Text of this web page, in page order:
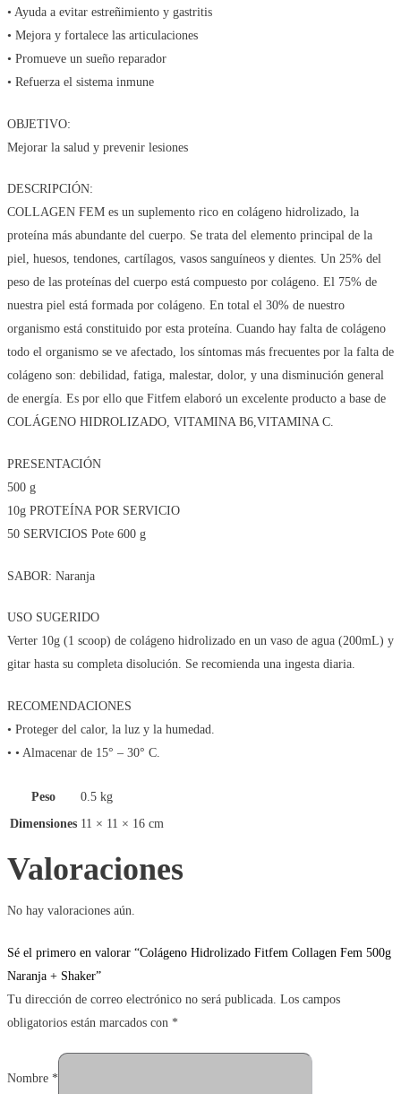
• Ayuda a evitar estreñimiento y gastritis
• Mejora y fortalece las articulaciones
• Promueve un sueño reparador
• Refuerza el sistema inmune
OBJETIVO:
Mejorar la salud y prevenir lesiones
DESCRIPCIÓN:
COLLAGEN FEM es un suplemento rico en colágeno hidrolizado, la
proteína más abundante del cuerpo. Se trata del elemento principal de la
piel, huesos, tendones, cartílagos, vasos sanguíneos y dientes. Un 25% del
peso de las proteínas del cuerpo está compuesto por colágeno. El 75% de
nuestra piel está formada por colágeno. En total el 30% de nuestro
organismo está constituido por esta proteína. Cuando hay falta de colágeno
todo el organismo se ve afectado, los síntomas más frecuentes por la falta de
colágeno son: debilidad, fatiga, malestar, dolor, y una disminución general
de energía. Es por ello que Fitfem elaboró un excelente producto a base de
COLÁGENO HIDROLIZADO, VITAMINA B6,VITAMINA C.
PRESENTACIÓN
500 g
10g PROTEÍNA POR SERVICIO
50 SERVICIOS Pote 600 g
SABOR: Naranja
USO SUGERIDO
Verter 10g (1 scoop) de colágeno hidrolizado en un vaso de agua (200mL) y
gitar hasta su completa disolución. Se recomienda una ingesta diaria.
RECOMENDACIONES
• Proteger del calor, la luz y la humedad.
• • Almacenar de 15° – 30° C.
Peso
0.5 kg
Dimensiones 11 × 11 × 16 cm
Valoraciones
No hay valoraciones aún.
Sé el primero en valorar “Colágeno Hidrolizado Fitfem Collagen Fem 500g
Naranja + Shaker”
Tu dirección de correo electrónico no será publicada. Los campos
obligatorios están marcados con *
Nombre *